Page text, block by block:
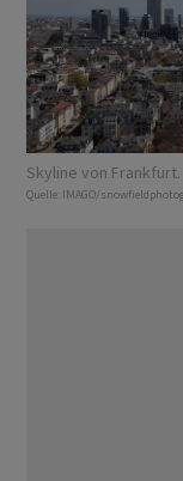
Skyline von Frankfurt.
Quelle: IMAGO/